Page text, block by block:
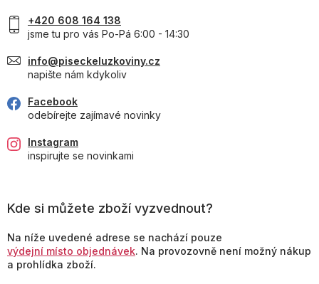
+420 608 164 138
jsme tu pro vás Po-Pá 6:00 - 14:30
info@piseckeluzkoviny.cz
napište nám kdykoliv
Facebook
odebírejte zajímavé novinky
Instagram
inspirujte se novinkami
Kde si můžete zboží vyzvednout?
Na níže uvedené adrese se nachází pouze
výdejní místo objednávek. Na provozovně není možný nákup
a prohlídka zboží.